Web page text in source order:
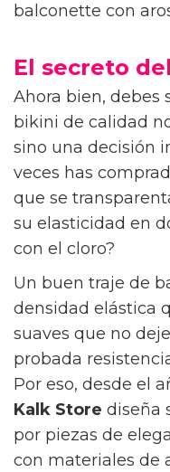
balconette con
El secreto
Ahora bien, debes
bikini de calidad
sino una decisión
veces has
que se
su elasticidad en
con el cloro?
Un buen traje de
densidad elástica
suaves que no
probada
Por eso, desde el
Kalk Store diseña
por piezas de
con materiales de